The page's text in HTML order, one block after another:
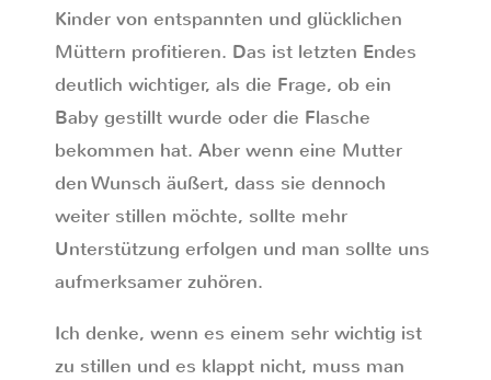
Kinder von entspannten und glücklichen
Müttern profitieren. Das ist letzten Endes
deutlich wichtiger, als die Frage, ob ein
Baby gestillt wurde oder die Flasche
bekommen hat. Aber wenn eine Mutter
den Wunsch äußert, dass sie dennoch
weiter stillen möchte, sollte mehr
Unterstützung erfolgen und man sollte uns
aufmerksamer zuhören.
Ich denke, wenn es einem sehr wichtig ist
zu stillen und es klappt nicht, muss man